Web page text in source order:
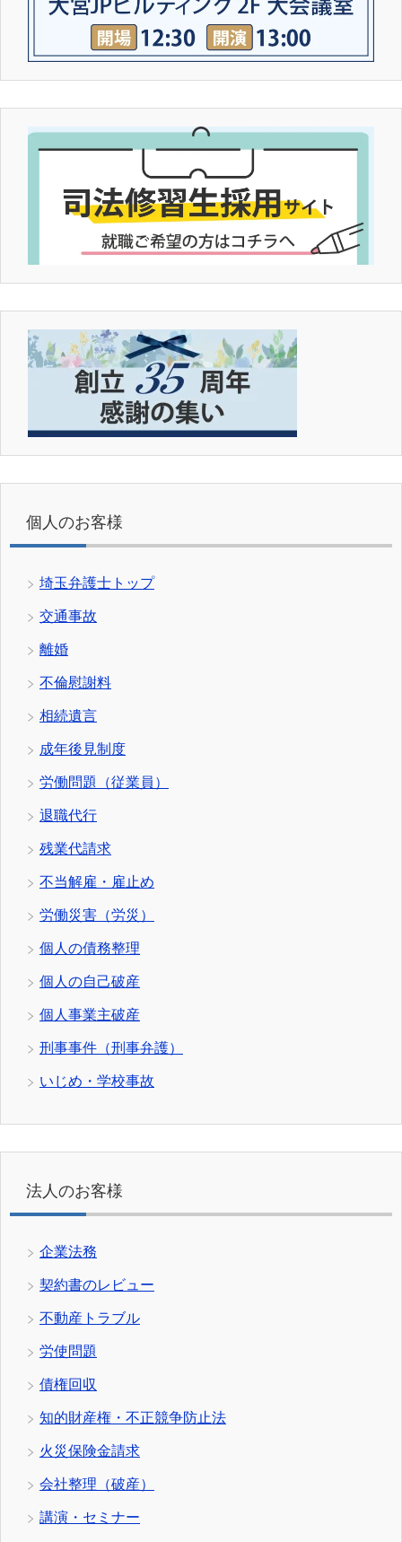
個人のお客様
埼玉弁護士トップ
交通事故
離婚
不倫慰謝料
相続遺言
成年後見制度
労働問題（従業員）
退職代行
残業代請求
不当解雇・雇止め
労働災害（労災）
個人の債務整理
個人の自己破産
個人事業主破産
刑事事件（刑事弁護）
いじめ・学校事故
法人のお客様
企業法務
契約書のレビュー
不動産トラブル
労使問題
債権回収
知的財産権・不正競争防止法
火災保険金請求
会社整理（破産）
講演・セミナー